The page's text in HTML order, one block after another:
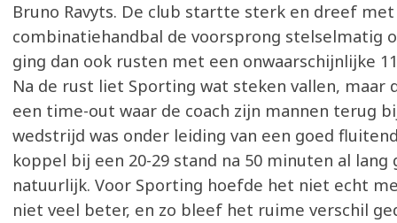
Bruno Ravyts. De club startte sterk en dreef
combinatiehandbal de voorsprong stelselmatig
ging dan ook rusten met een onwaarschijnlijke
Na de rust liet Sporting wat steken vallen, maar
een time-out waar de coach zijn mannen terug
wedstrijd was onder leiding van een goed
koppel bij een 20-29 stand na 50 minuten al lang
natuurlijk. Voor Sporting hoefde het niet echt
niet veel beter, en zo bleef het ruime verschil